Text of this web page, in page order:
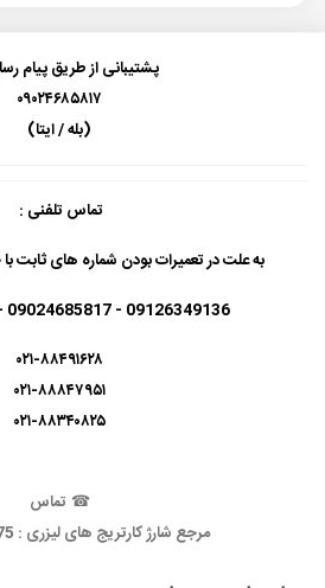
پشتیبانی از طریق پیام
۰۹۰۲۴۶۸۵۸۱۷
(بله / ایتا)
تماس تلفنی :
به علت در تعمیرات بودن شماره های ثابت
09126349136 - 09024685817 - 09106703474
۰۲۱-۸۸۴۹۱۶۲۸
۰۲۱-۸۸۸۴۷۹۵۱
۰۲۱-۸۸۳۴۰۸۲۵
☎ تماس
مرجع شارژ کارتریج های لیزری : 02188324275